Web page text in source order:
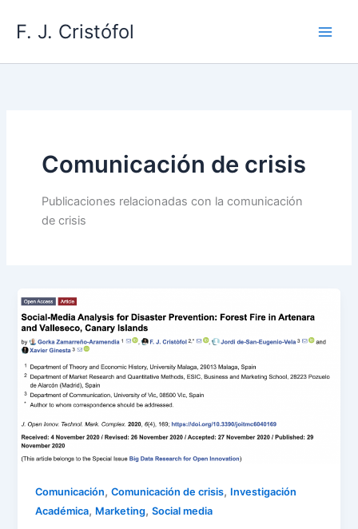
F. J. Cristófol
Comunicación de crisis
Publicaciones relacionadas con la comunicación
de crisis
Comunicación,Comunicación de crisis, Investigación
Académica, Marketing,Social media